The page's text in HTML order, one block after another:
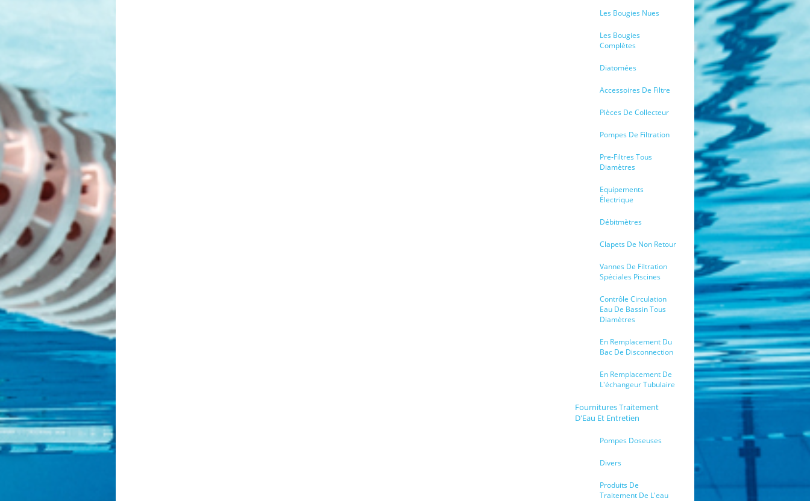
Les Bougies Nues
Les Bougies
Complètes
Diatomées
Accessoires De Filtre
Pièces De Collecteur
Pompes De Filtration
Pre-Filtres Tous
Diamètres
Equipements
Électrique
Débitmètres
Clapets De Non Retour
Vannes De Filtration
Spéciales Piscines
Contrôle Circulation
Eau De Bassin Tous
Diamètres
En Remplacement Du
Bac De Disconnection
En Remplacement De
L'échangeur Tubulaire
Fournitures Traitement
D'Eau Et Entretien
Pompes Doseuses
Divers
Produits De
Traitement De L'eau